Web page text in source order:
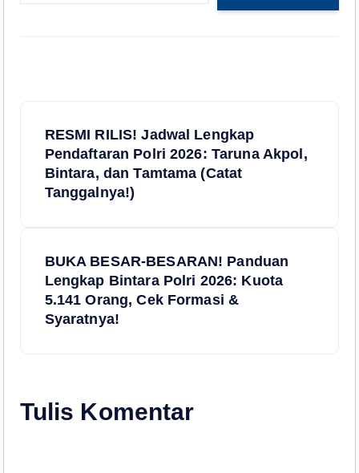
i
RESMI RILIS! Jadwal Lengkap
Pendaftaran Polri 2026: Taruna Akpol,
Bintara, dan Tamtama (Catat
Tanggalnya!)
BUKA BESAR-BESARAN! Panduan
Lengkap Bintara Polri 2026: Kuota
5.141 Orang, Cek Formasi &
Syaratnya!
Tulis Komentar